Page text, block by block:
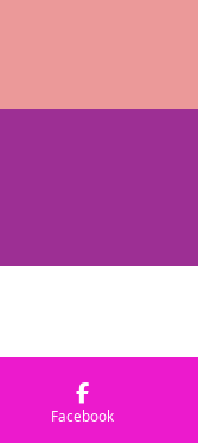
Facebook